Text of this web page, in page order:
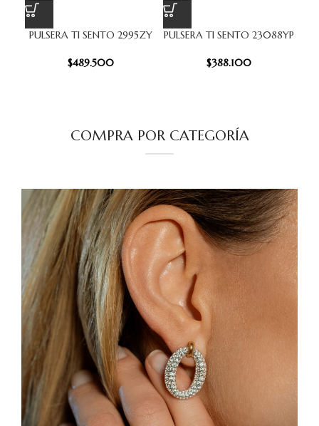
PULSERA TI SENTO 2995ZY
$489.500
PULSERA TI SENTO 23088YP
$388.100
COMPRA POR CATEGORÍA